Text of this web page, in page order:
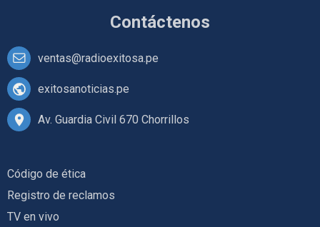
Contáctenos
ventas@radioexitosa.pe
exitosanoticias.pe
Av. Guardia Civil 670 Chorrillos
Código de ética
Registro de reclamos
TV en vivo